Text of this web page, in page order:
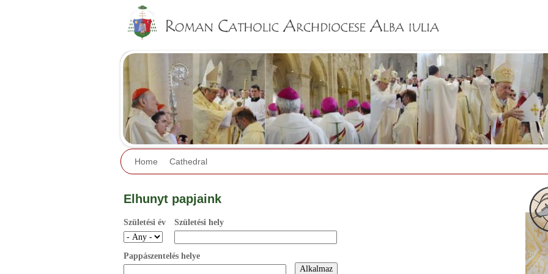
Home Cathedral
Elhunyt papjaink
Születési év Születési hely
Pappászentelés helye